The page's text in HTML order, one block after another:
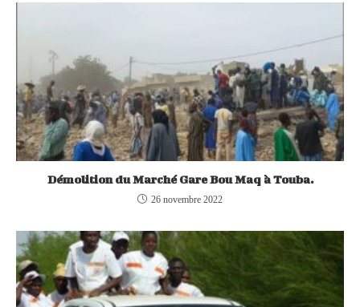
Démolition du Marché Gare Bou Maq à Touba.
26 novembre 2022